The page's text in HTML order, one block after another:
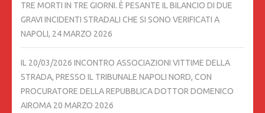
TRE MORTI IN TRE GIORNI. È PESANTE IL BILANCIO DI DUE
GRAVI INCIDENTI STRADALI CHE SI SONO VERIFICATI A
NAPOLI, 24 MARZO 2026
IL 20/03/2026 INCONTRO ASSOCIAZIONI VITTIME DELLA
STRADA, PRESSO IL TRIBUNALE NAPOLI NORD, CON
PROCURATORE DELLA REPUBBLICA DOTTOR DOMENICO
AIROMA 20 MARZO 2026